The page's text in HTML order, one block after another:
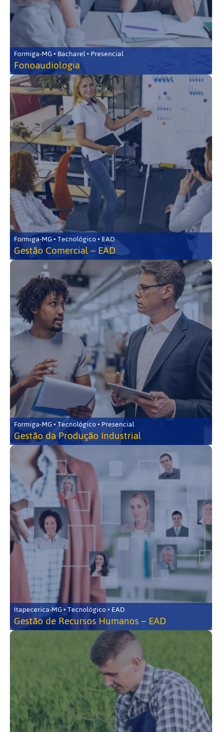
Formiga-MG • Bacharel • Presencial
Fonoaudiologia
Formiga-MG • Tecnológico • EAD
Gestão Comercial – EAD
Formiga-MG • Tecnológico • Presencial
Gestão da Produção Industrial
Itapecerica-MG • Tecnológico • EAD
Gestão de Recursos Humanos – EAD